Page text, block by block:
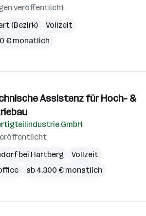
veröffentlicht
(Bezirk)
Vollzeit
€ monatlich
Assistenz für Hoch- &
GmbH
bei Hartberg
Vollzeit
ab 4.300 € monatlich